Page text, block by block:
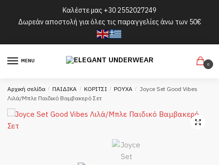
navigation
Καλέστε μας +30 2552027249
Δωρεάν αποστολή για όλες τις παραγγελίες άνω των 50€
MENU
0
Αρχική σελίδα / ΠΑΙΔΙΚΑ / ΚΟΡΙΤΣΙ / ΡΟΥΧΑ / Joyce Set Good Vibes
Λιλά/Μπλε Παιδικό Βαμβακερό Σετ